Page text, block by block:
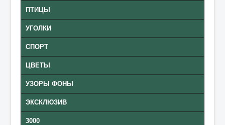
ПТИЦЫ
УГОЛКИ
СПОРТ
ЦВЕТЫ
УЗОРЫ ФОНЫ
ЭКСКЛЮЗИВ
3000